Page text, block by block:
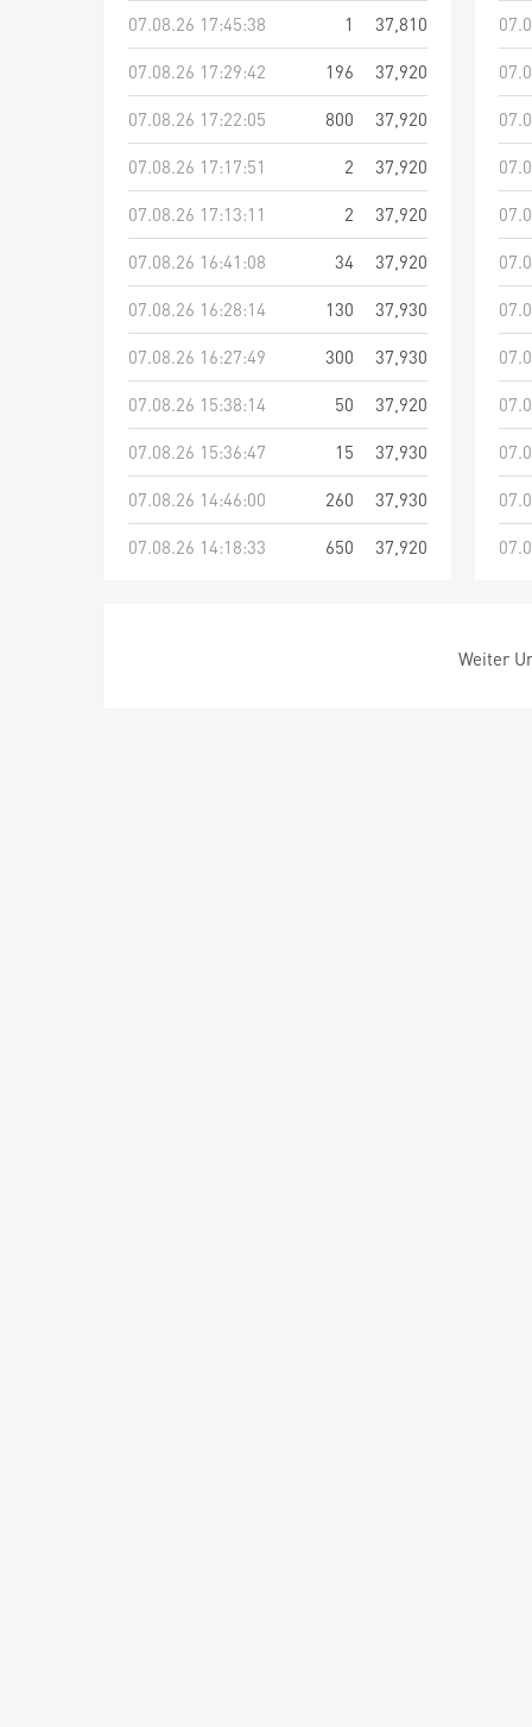
07.08.26 17:45:38
1
37,810
07.08.26 17:29:42
196
37,920
07.08.26 17:22:05
800
37,920
07.08.26 17:17:51
2
37,920
07.08.26 17:13:11
2
37,920
07.08.26 16:41:08
34
37,920
07.08.26 16:28:14
130
37,930
07.08.26 16:27:49
300
37,930
07.08.26 15:38:14
50
37,920
07.08.26 15:36:47
15
37,930
07.08.26 14:46:00
260
37,930
07.08.26 14:18:33
650 37,920
Weiter